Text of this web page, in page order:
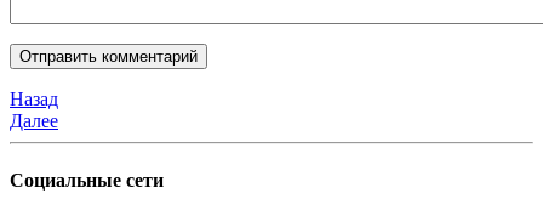
Назад
Далее
Социальные сети